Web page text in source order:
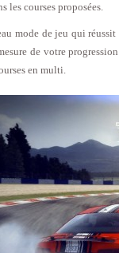
les courses proposées.
mode de jeu qui
de votre
en multi.